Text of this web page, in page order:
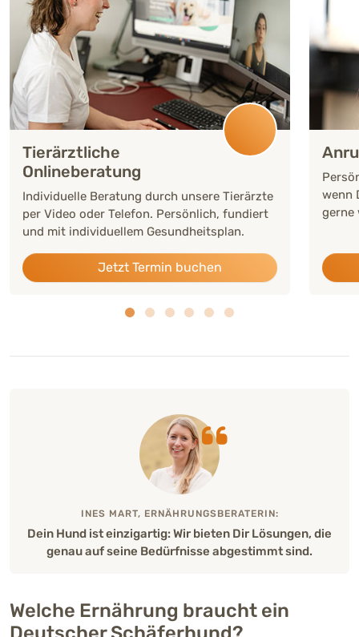
Tierärztliche
Onlineberatung
Individuelle Beratung durch unsere Tierärzte
per Video oder Telefon. Persönlich, fundiert
und mit individuellem Gesundheitsplan.
Jetzt Termin buchen
wenn
gerne
INES MART, ERNÄHRUNGSBERATERIN:
Dein Hund ist einzigartig: Wir bieten Dir Lösungen, die
genau auf seine Bedürfnisse abgestimmt sind.
Welche Ernährung braucht ein